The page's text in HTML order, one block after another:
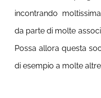
incontrando
da parte di molte
Possa allora questa
di esempio a molte